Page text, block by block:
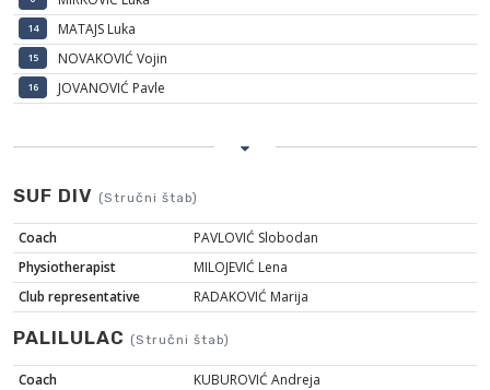
14 MATAJS Luka
15 NOVAKOVIĆ Vojin
16 JOVANOVIĆ Pavle
SUF DIV (Stručni štab)
Coach
PAVLOVIĆ Slobodan
Physiotherapist
MILOJEVIĆ Lena
Club representative
RADAKOVIĆ Marija
PALILULAC (Stručni štab)
Coach KUBUROVIĆ Andreja